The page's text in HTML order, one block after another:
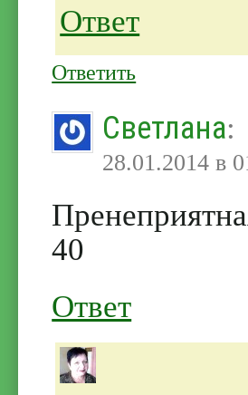
Ответ
Ответить
Светлана:
28.01.2014 в
40
Ответ